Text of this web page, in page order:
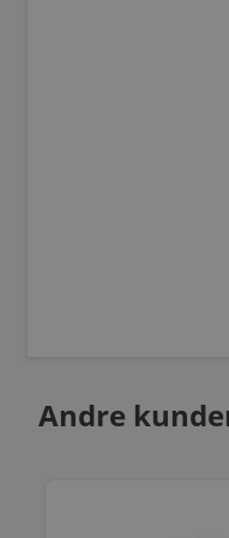
Andre